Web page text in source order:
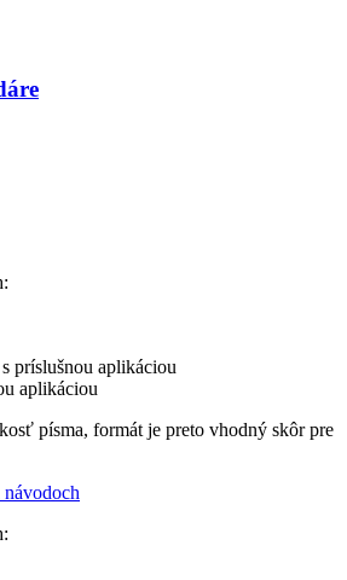
príslušnou aplikáciou
aplikáciou
písma, formát je preto vhodný skôr pre
návodoch